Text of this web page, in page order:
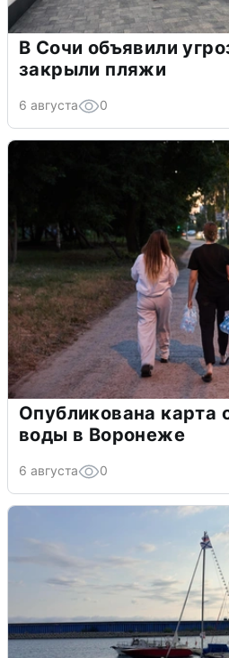
В Сочи объявили
закрыли пляжи
6 августа 0
Опубликована карта
воды в Воронеже
6 августа 0